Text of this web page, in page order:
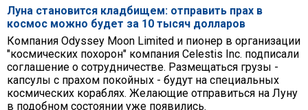
Луна становится кладбищем: отправить прах в
космос можно будет за 10 тысяч долларов
Компания Odyssey Moon Limited и пионер в организации
"космических похорон" компания Celestis Inc. подписали
соглашение о сотрудничестве. Размещаться грузы -
капсулы с прахом покойных - будут на специальных
космических кораблях. Желающие отправиться на Луну
в подобном состоянии уже появились.